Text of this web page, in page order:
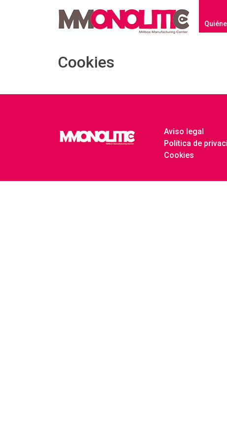
Cookies
Aviso legal
Política de
Cookies